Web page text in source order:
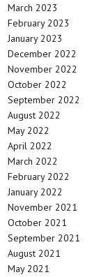
March 2023
February 2023
January 2023
December 2022
November 2022
October 2022
September 2022
August 2022
May 2022
April 2022
March 2022
February 2022
January 2022
November 2021
October 2021
September 2021
August 2021
May 2021